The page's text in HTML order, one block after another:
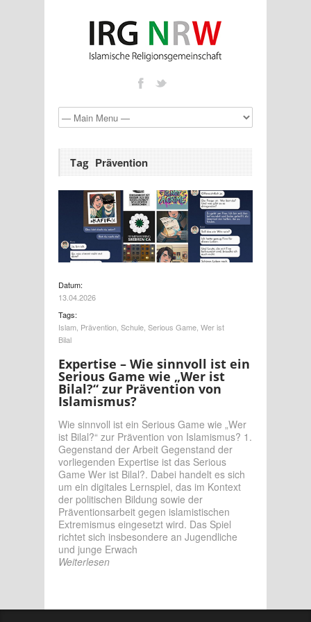
Tag Prävention
Datum:
13.04.2026
Tags:
Islam, Prävention, Schule, Serious Game, Wer ist
Bilal
Expertise – Wie sinnvoll ist ein
Serious Game wie „Wer ist
Bilal?“ zur Prävention von
Islamismus?
Wie sinnvoll ist ein Serious Game wie „Wer
ist Bilal?“ zur Prävention von Islamismus? 1.
Gegenstand der Arbeit Gegenstand der
vorliegenden Expertise ist das Serious
Game Wer ist Bilal?. Dabei handelt es sich
um ein digitales Lernspiel, das im Kontext
der politischen Bildung sowie der
Präventionsarbeit gegen islamistischen
Extremismus eingesetzt wird. Das Spiel
richtet sich insbesondere an Jugendliche
und junge Erwach
Weiterlesen